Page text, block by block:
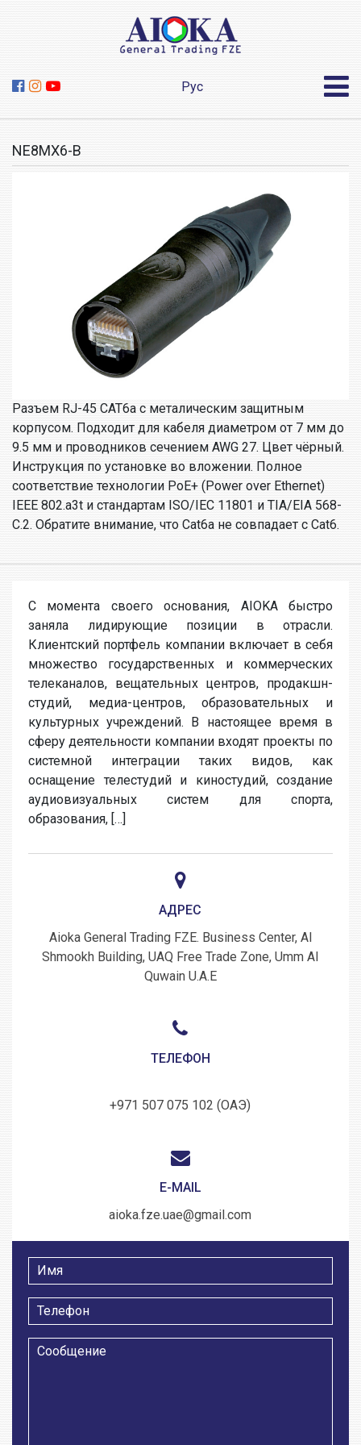
Рус
NE8MX6-B
Разъем RJ-45 CAT6a с металическим защитным
корпусом. Подходит для кабеля диаметром от 7 мм до
9.5 мм и проводников сечением AWG 27. Цвет чёрный.
Инструкция по установке во вложении. Полное
соответствие технологии PoE+ (Power over Ethernet)
IEEE 802.a3t и стандартам ISO/IEC 11801 и TIA/EIA 568-
C.2. Обратите внимание, что Cat6a не совпадает с Cat6.
С момента своего основания, AIOKA быстро
заняла лидирующие позиции в отрасли.
Клиентский портфель компании включает в себя
множество государственных и коммерческих
телеканалов, вещательных центров, продакшн-
студий, медиа-центров, образовательных и
культурных учреждений. В настоящее время в
сферу деятельности компании входят проекты по
системной интеграции таких видов, как
оснащение телестудий и киностудий, создание
аудиовизуальных систем для спорта,
образования, […]
АДРЕС
Aioka General Trading FZE. Business Center, Al
Shmookh Building, UAQ Free Trade Zone, Umm Al
Quwain U.A.E
ТЕЛЕФОН
+971 507 075 102 (ОАЭ)
E-MAIL
aioka.fze.uae@gmail.com